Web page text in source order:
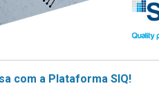
com a Plataforma SIQ!